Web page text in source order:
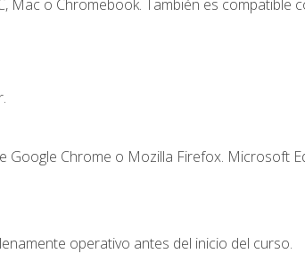
Mac o Chromebook. También es
Google Chrome o Mozilla Firefox. Microsoft
operativo antes del inicio del curso.